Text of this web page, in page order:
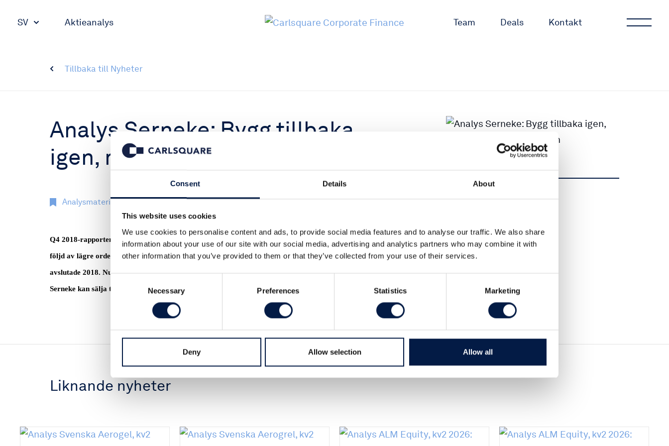
Consent Details About
This website uses cookies
We use cookies to personalise content and ads, to provide social media features and to analyse our traffic. We also share
information about your use of our site with our social media, advertising and analytics partners who may combine it with
other information that you’ve provided to them or that they’ve collected from your use of their services.
Selection
Necessary Preferences Statistics Marketing
Deny Allow selection Allow all
SV Aktieanalys Team Deals Kontakt
Tillbaka till Nyheter
Analys Serneke: Bygg tillbaka
igen, men fokus på Karlastaden
Analysmaterial 13 feb 2019
Q4 2018-rapporten visade att Serneke Bygg är på banan igen med en rörelsemarginal över 3 procent. Till
följd av lägre orderingång är bolagets orderstock i nivå med faktureringen. Två bra fastighetsaffärer
avslutade 2018. Nu avgörs mycket de närmaste månaderna gällande hur stora delar av Karlastaden
Serneke kan sälja till investerare. Läs hela analysen
Dela
Liknande nyheter